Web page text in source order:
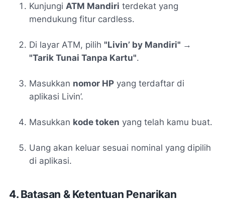
Kunjungi ATM Mandiri terdekat yang
mendukung fitur cardless.
Di layar ATM, pilih "Livin’ by Mandiri" →
"Tarik Tunai Tanpa Kartu".
Masukkan nomor HP yang terdaftar di
aplikasi Livin’.
Masukkan kode token yang telah kamu buat.
Uang akan keluar sesuai nominal yang dipilih
di aplikasi.
4. Batasan & Ketentuan Penarikan